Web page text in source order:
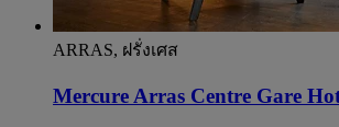
ARRAS, ฝรั่งเศส
Mercure Arras Centre Gare